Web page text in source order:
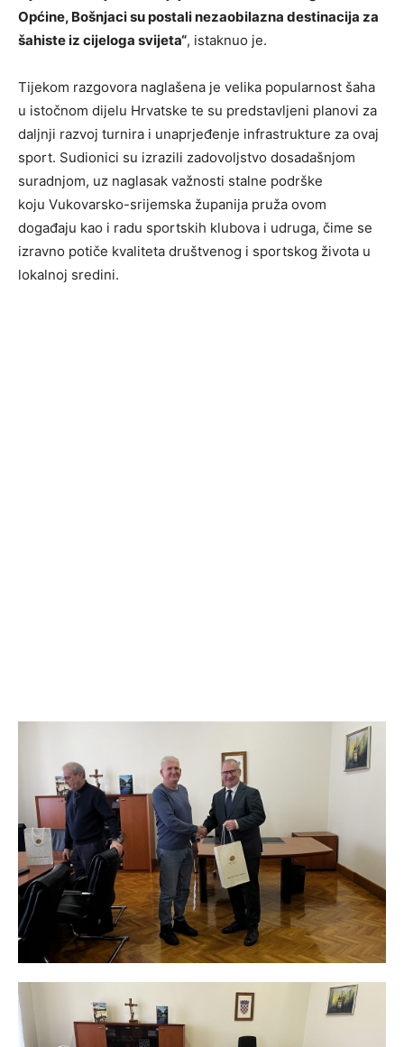
Općine, Bošnjaci su postali nezaobilazna destinacija za
šahiste iz cijeloga svijeta“, istaknuo je.
Tijekom razgovora naglašena je velika popularnost šaha
u istočnom dijelu Hrvatske te su predstavljeni planovi za
daljnji razvoj turnira i unaprjeđenje infrastrukture za ovaj
sport. Sudionici su izrazili zadovoljstvo dosadašnjom
suradnjom, uz naglasak važnosti stalne podrške
koju Vukovarsko-srijemska županija pruža ovom
događaju kao i radu sportskih klubova i udruga, čime se
izravno potiče kvaliteta društvenog i sportskog života u
lokalnoj sredini.